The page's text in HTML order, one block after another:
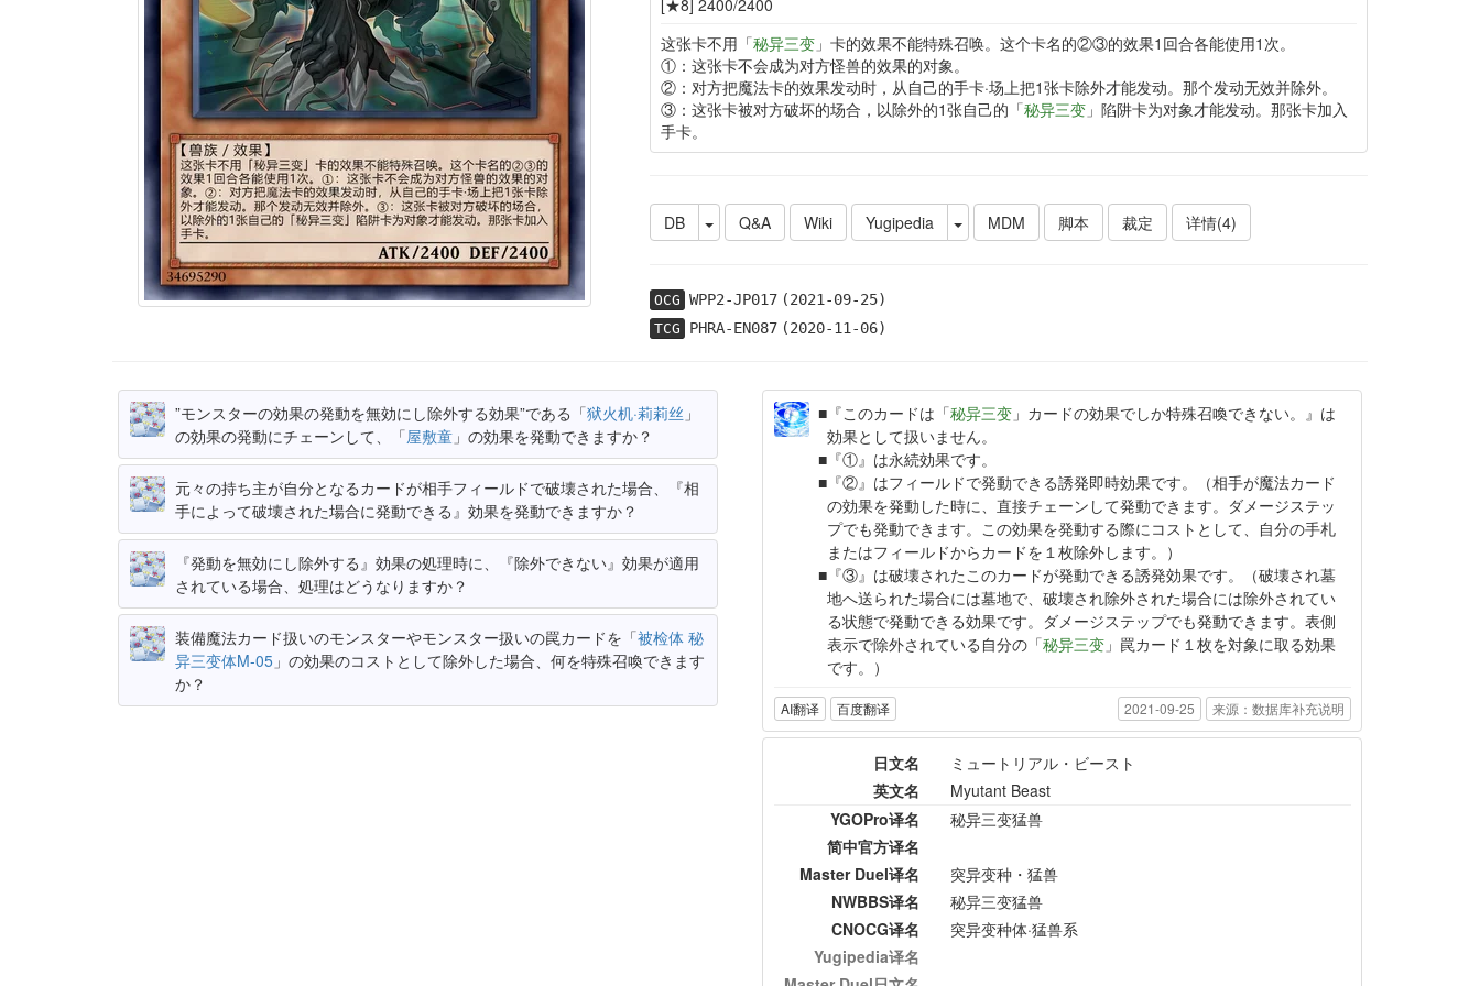
这张卡不用「秘异三变 」卡的效果不能特殊召唤。这个卡名的②③的效果1回合各能使用1次。
①：这张卡不会成为对方怪兽的效果的对象。
②：对方把魔法卡的效果发动时，从自己的手卡·场上把1张卡除外才能发动。那个发动无效并除外。
③：这张卡被对方破坏的场合，以除外的1张自己的「秘异三变 」陷阱卡为对象才能发动。那张卡加入
手卡。
DB Q&A Wiki Yugipedia MDM 脚本 裁定 详情(4)
OCG WPP2-JP017(2021-09-25)
TCG PHRA-EN087(2020-11-06)
”モンスターの効果の発動を無効にし除外する効果”である「狱火机·莉莉丝 」
の効果の発動にチェーンして、「屋敷童 」の効果を発動できますか？
元々の持ち主が自分となるカードが相手フィールドで破壊された場合、『相
手によって破壊された場合に発動できる』効果を発動できますか？
『発動を無効にし除外する』効果の処理時に、『除外できない』効果が適用
されている場合、処理はどうなりますか？
装備魔法カード扱いのモンスターやモンスター扱いの罠カードを「被检体 秘
异三变体M-05 」の効果のコストとして除外した場合、何を特殊召喚できます
か？
『このカードは「秘异三变 」カードの効果でしか特殊召喚できない。』は
効果として扱いません。
『①』は永続効果です。
『②』はフィールドで発動できる誘発即時効果です。（相手が魔法カード
の効果を発動した時に、直接チェーンして発動できます。ダメージステッ
プでも発動できます。この効果を発動する際にコストとして、自分の手札
またはフィールドからカードを１枚除外します。）
『③』は破壊されたこのカードが発動できる誘発効果です。（破壊され墓
地へ送られた場合には墓地で、破壊され除外された場合には除外されてい
る状態で発動できる効果です。ダメージステップでも発動できます。表側
表示で除外されている自分の「秘异三变 」罠カード１枚を対象に取る効果
です。）
AI翻译 百度翻译 2021-09-25 来源：数据库补充说明
日文名
ミュートリアル・ビースト
英文名
Myutant Beast
YGOPro译名
秘异三变猛兽
简中官方译名
Master Duel译名
突异变种・猛兽
NWBBS译名
秘异三变猛兽
CNOCG译名
突异变种体·猛兽系
Yugipedia译名